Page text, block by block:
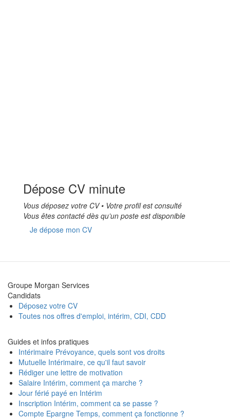
Dépose CV minute
Vous déposez votre CV • Votre profil est consulté
Vous êtes contacté dès qu’un poste est disponible
Je dépose mon CV
Groupe Morgan Services
Candidats
Déposez votre CV
Toutes nos offres d'emploi, intérim, CDI, CDD
Guides et infos pratiques
Intérimaire Prévoyance, quels sont vos droits
Mutuelle Intérimaire, ce qu'il faut savoir
Rédiger une lettre de motivation
Salaire Intérim, comment ça marche ?
Jour férié payé en Intérim
Inscription Intérim, comment ca se passe ?
Compte Epargne Temps, comment ça fonctionne ?